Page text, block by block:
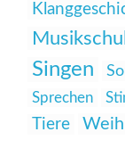
Singen
Sprechen
Tiere